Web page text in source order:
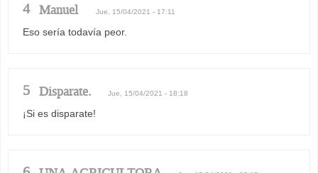
4 Manuel Jue, 15/04/2021 - 17:11
Eso sería todavía peor.
5 Disparate. Jue, 15/04/2021 - 18:18
¡Si es disparate!